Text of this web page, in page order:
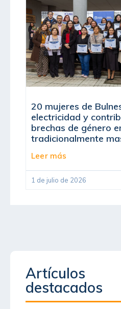
20 mujeres de
electricidad y
brechas de género
tradicionalmente
Leer más
1 de julio de 2026
Artículos
destacados